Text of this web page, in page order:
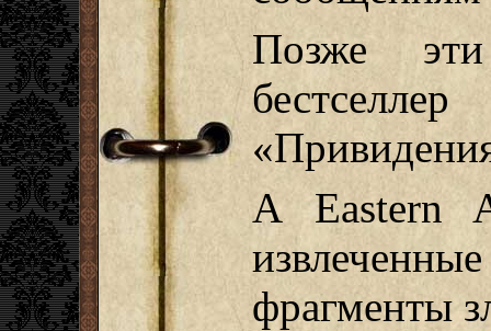
Позже
А Eastern
фрагменты